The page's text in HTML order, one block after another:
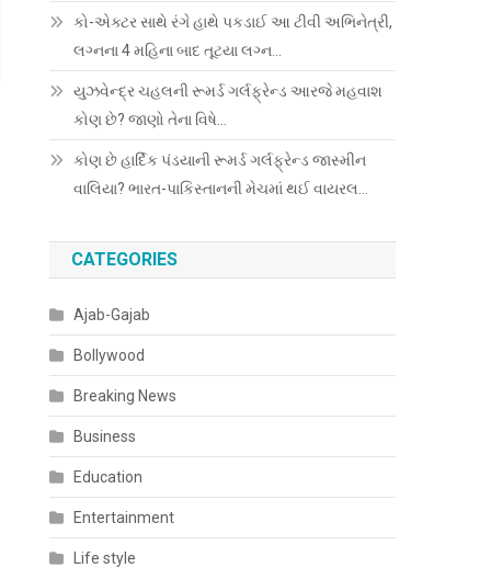
કો-એક્ટર સાથે રંગે હાથે પકડાઈ આ ટીવી અભિનેત્રી,
લગ્નના 4 મહિના બાદ તૂટયા લગ્ન…
યુઝવેન્દ્ર ચહલની રૂમર્ડ ગર્લફ્રેન્ડ આરજે મહવાશ
કોણ છે? જાણો તેના વિષે…
કોણ છે હાર્દિક પંડયાની રૂમર્ડ ગર્લફ્રેન્ડ જાસ્મીન
વાલિયા? ભારત-પાકિસ્તાનની મેચમાં થઈ વાયરલ…
CATEGORIES
Ajab-Gajab
Bollywood
Breaking News
Business
Education
Entertainment
Life style